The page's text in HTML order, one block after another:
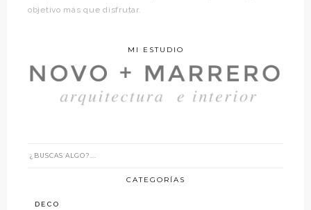
objetivo más que disfrutar.
MI ESTUDIO
CATEGORÍAS
DECO